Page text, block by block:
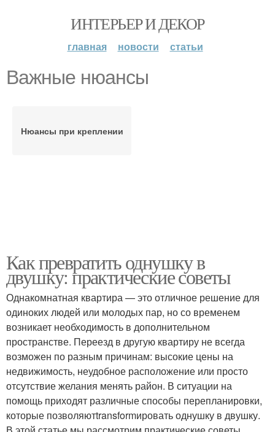
ИНТЕРЬЕР И ДЕКОР
главная новости статьи
Важные нюансы
Нюансы при креплении
Как превратить однушку в
двушку: практические советы
Однакомнатная квартира — это отличное решение для
одиноких людей или молодых пар, но со временем
возникает необходимость в дополнительном
пространстве. Переезд в другую квартиру не всегда
возможен по разным причинам: высокие цены на
недвижимость, неудобное расположение или просто
отсутствие желания менять район. В ситуации на
помощь приходят различные способы перепланировки,
которые позволяютtransformировать однушку в двушку.